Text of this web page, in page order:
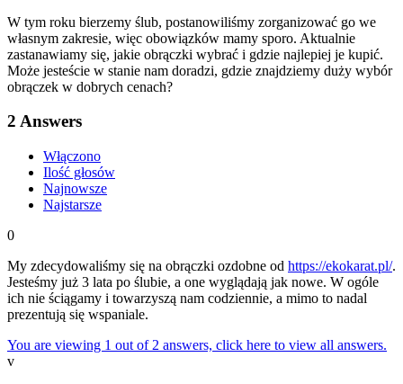
W tym roku bierzemy ślub, postanowiliśmy zorganizować go we
własnym zakresie, więc obowiązków mamy sporo. Aktualnie
zastanawiamy się, jakie obrączki wybrać i gdzie najlepiej je kupić.
Może jesteście w stanie nam doradzi, gdzie znajdziemy duży wybór
obrączek w dobrych cenach?
2 Answers
Włączono
Ilość głosów
Najnowsze
Najstarsze
0
My zdecydowaliśmy się na obrączki ozdobne od https://ekokarat.pl/.
Jesteśmy już 3 lata po ślubie, a one wyglądają jak nowe. W ogóle
ich nie ściągamy i towarzyszą nam codziennie, a mimo to nadal
prezentują się wspaniale.
You are viewing 1 out of 2 answers, click here to view all answers.
v